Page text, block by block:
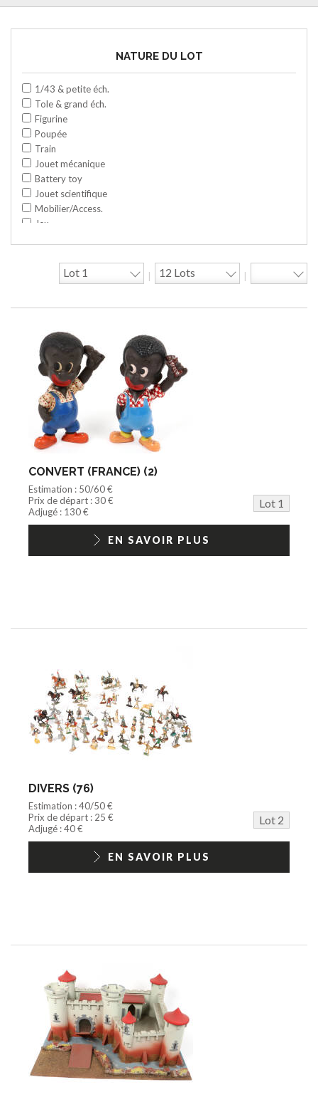
NATURE DU LOT
1/43 & petite éch.
Tole & grand éch.
Figurine
Poupée
Train
Jouet mécanique
Battery toy
Jouet scientifique
Mobilier/Access.
Jeu
Travaux publics
Jeu construction
Circuit
Cycle/Auto
Action Figure
Peluche
Disque
Agricole
Documentation
Train HO
Playmobil/Lego
Barbie/Big Jim
Jouets Fast Food
Trading cards
1/18ème moderne
CONVERT (FRANCE) (2)
Estimation : 50/60 €
Prix de départ : 30 €
Lot 1
Adjugé : 130 €
EN SAVOIR PLUS
DIVERS (76)
Estimation : 40/50 €
Prix de départ : 25 €
Lot 2
Adjugé : 40 €
EN SAVOIR PLUS